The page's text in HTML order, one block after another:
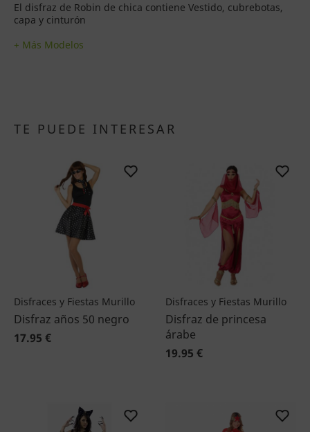
El disfraz de Robin de chica contiene Vestido, cubrebotas,
capa y cinturón
+ Más Modelos
TE PUEDE INTERESAR
Disfraces y Fiestas Murillo
Disfraz años 50 negro
17.95 €
Disfraces y Fiestas Murillo
Disfraz de princesa
árabe
19.95 €